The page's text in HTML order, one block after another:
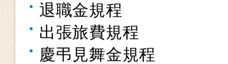
退職金規程
出張旅費規程
慶弔見舞金規程